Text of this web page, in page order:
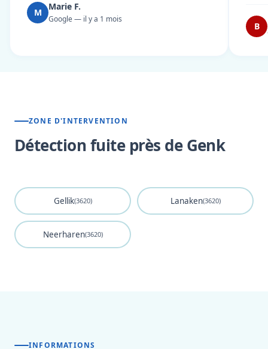
M
Marie F.
Google — il y a 1 mois
B
ZONE D'INTERVENTION
Détection fuite près de Genk
Gellik(3620) Lanaken(3620)
Neerharen(3620)
INFORMATIONS